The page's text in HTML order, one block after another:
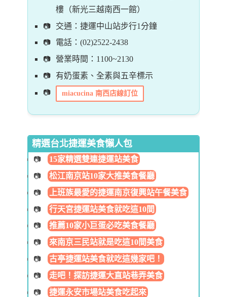
樓（新光三越南西一館）
交通：捷運中山站步行1分鐘
電話：(02)2522-2438
營業時間：1100~2130
有奶蛋素、全素與五辛標示
miacucina 南西店線訂位
精選台北捷運美食懶人包
15家精選雙連捷運站美食
松江南京站10家大推美食餐廳
上班族最愛的捷運南京復興站午餐美食
行天宮捷運站美食就吃這10間
推薦10家小巨蛋必吃美食餐廳
來南京三民站就是吃這10間美食
古亭捷運站美食就吃這幾家吧！
走吧！探訪捷運大直站巷弄美食
捷運永安市場站美食吃起來